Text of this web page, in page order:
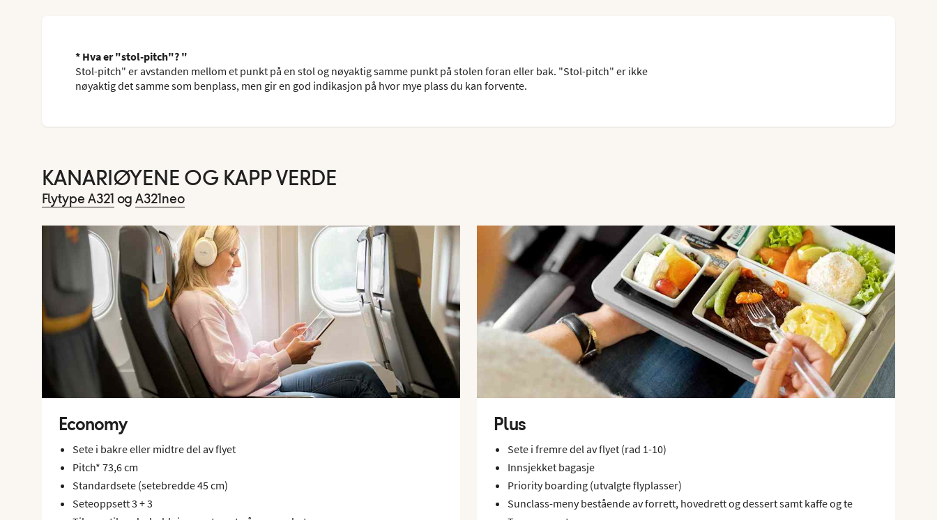
* Hva er "stol-pitch"? "
Stol-pitch" er avstanden mellom et punkt på en stol og nøyaktig samme punkt på stolen foran eller bak. "Stol-pitch" er ikke
nøyaktig det samme som benplass, men gir en god indikasjon på hvor mye plass du kan forvente.
KANARIØYENE OG KAPP VERDE
Flytype A321 og A321neo
Economy
Sete i bakre eller midtre del av flyet
Pitch* 73,6 cm
Standardsete (setebredde 45 cm)
Seteoppsett 3 + 3
Plus
Sete i fremre del av flyet (rad 1-10)
Innsjekket bagasje
Priority boarding (utvalgte flyplasser)
Sunclass-meny bestående av forrett, hovedrett og dessert samt kaffe og te